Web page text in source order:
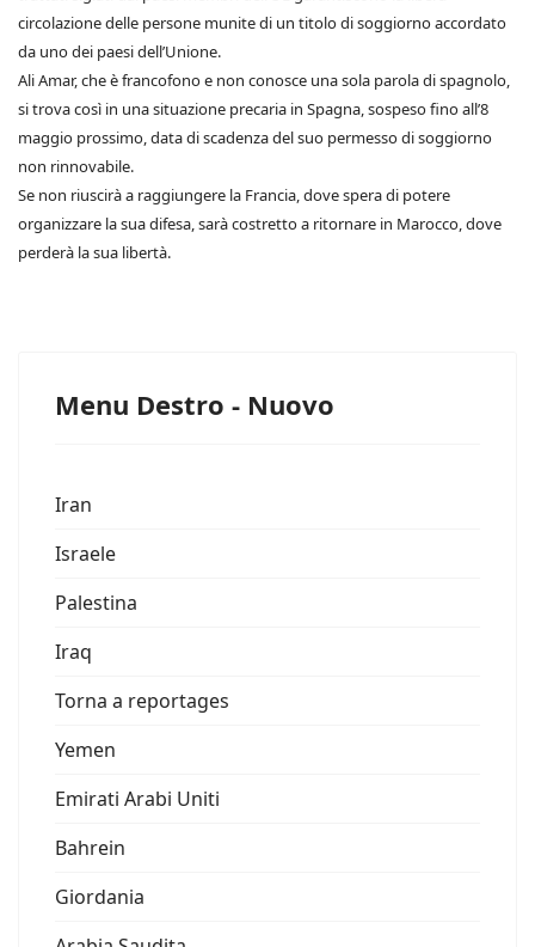
circolazione delle persone munite di un titolo di soggiorno accordato
da uno dei paesi dell’Unione.
Ali Amar, che è francofono e non conosce una sola parola di spagnolo,
si trova così in una situazione precaria in Spagna, sospeso fino all’8
maggio prossimo, data di scadenza del suo permesso di soggiorno
non rinnovabile.
Se non riuscirà a raggiungere la Francia, dove spera di potere
organizzare la sua difesa, sarà costretto a ritornare in Marocco, dove
perderà la sua libertà.
Menu Destro - Nuovo
Iran
Israele
Palestina
Iraq
Torna a reportages
Yemen
Emirati Arabi Uniti
Bahrein
Giordania